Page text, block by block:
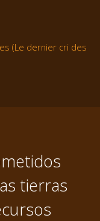
(Le dernier cri des
tierras